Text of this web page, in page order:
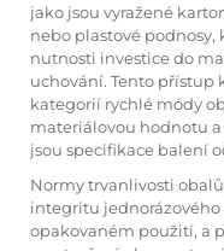
jako jsou vyražené
nebo plastové podnosy,
nutnosti investice do
uchování. Tento přístup
kategorií rychlé módy
materiálovou hodnotu
jsou specifikace balení
Normy trvanlivosti
integritu
opakovaném použití, a